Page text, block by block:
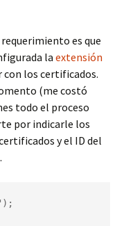
es que
la extensión
los certificados.
(me costó
todo el proceso
por indicarle los
y el ID del